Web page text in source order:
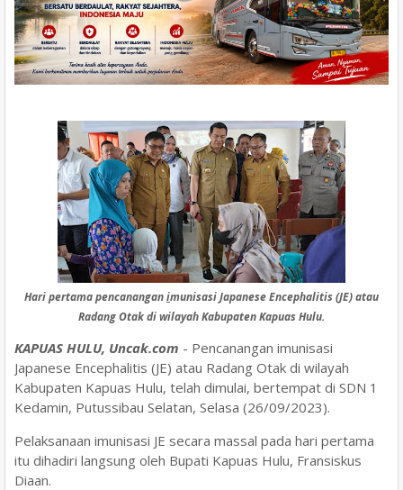
Hari pertama pencananganimunisasi Japanese Encephalitis (JE) atau
Radang Otak di wilayah Kabupaten Kapuas Hulu.
KAPUAS HULU, Uncak.com - Pencanangan imunisasi
Japanese Encephalitis (JE) atau Radang Otak di wilayah
Kabupaten Kapuas Hulu, telah dimulai, bertempat di SDN 1
Kedamin, Putussibau Selatan, Selasa (26/09/2023).
Pelaksanaan imunisasi JE secara massal pada hari pertama
itu dihadiri langsung oleh Bupati Kapuas Hulu, Fransiskus
Diaan.